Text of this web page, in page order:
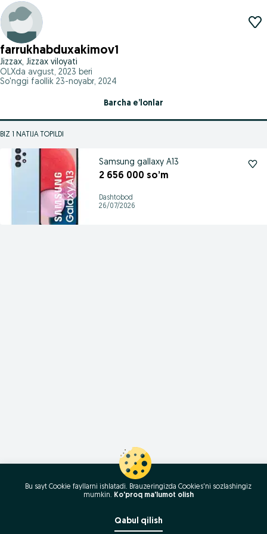
farrukhabduxakimov1
Jizzax, Jizzax viloyati
OLXda avgust, 2023 beri
So'nggi faollik 23-noyabr, 2024
Barcha e’lonlar
BIZ 1 NATIJA TOPILDI
Samsung gallaxy A13
2 656 000 so’m
Dashtobod
26/07/2026
Bu sayt Cookie fayllarni ishlatadi. Brauzeringizda Cookies'ni sozlashingiz
mumkin. Ko'proq ma'lumot olish
Qabul qilish